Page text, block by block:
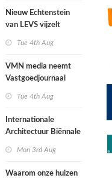
Nieuw Echtenstein
van LEVS vijzelt
restruimte op
Tue 4th Aug
VMN media neemt
Vastgoedjournaal
Tue 4th Aug
Internationale
Architectuur Biënnale
Mon 3rd Aug
Waarom onze huizen